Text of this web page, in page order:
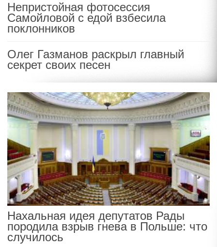
Непристойная фотосессия
Самойловой с едой взбесила
поклонников
Олег Газманов раскрыл главный
секрет своих песен
Нахальная идея депутатов Рады
породила взрыв гнева в Польше: что
случилось